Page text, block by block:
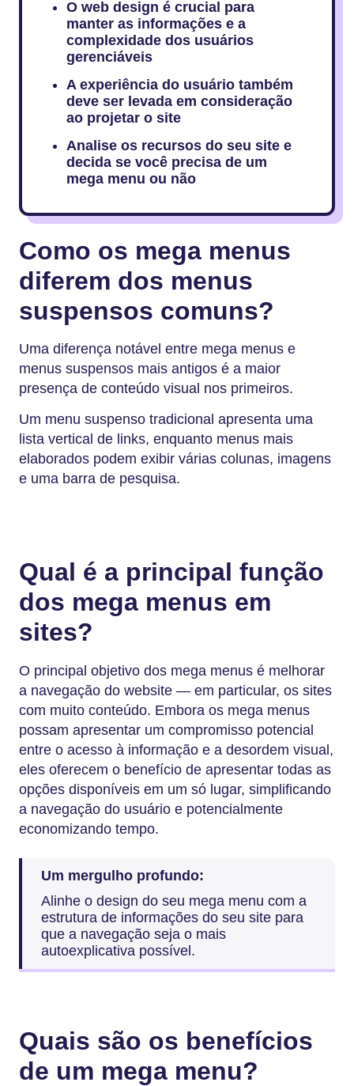
O web design é crucial para
manter as informações e a
complexidade dos usuários
gerenciáveis
A experiência do usuário também
deve ser levada em consideração
ao projetar o site
Analise os recursos do seu site e
decida se você precisa de um
mega menu ou não
Como os mega menus
diferem dos menus
suspensos comuns?
Uma diferença notável entre mega menus e
menus suspensos mais antigos é a maior
presença de conteúdo visual nos primeiros.
Um menu suspenso tradicional apresenta uma
lista vertical de links, enquanto menus mais
elaborados podem exibir várias colunas, imagens
e uma barra de pesquisa.
Qual é a principal função
dos mega menus em
sites?
O principal objetivo dos mega menus é melhorar
a navegação do website — em particular, os sites
com muito conteúdo. Embora os mega menus
possam apresentar um compromisso potencial
entre o acesso à informação e a desordem visual,
eles oferecem o benefício de apresentar todas as
opções disponíveis em um só lugar, simplificando
a navegação do usuário e potencialmente
economizando tempo.
Um mergulho profundo:
Alinhe o design do seu mega menu com a
estrutura de informações do seu site para
que a navegação seja o mais
autoexplicativa possível.
Quais são os benefícios
de um mega menu?